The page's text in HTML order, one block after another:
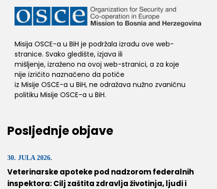
Misija OSCE-a u BiH je podržala izradu ove web-
stranice. Svako gledište, izjava ili
mišljenje, izraženo na ovoj web-stranici, a za koje
nije izričito naznačeno da potiče
iz Misije OSCE-a u BiH, ne odražava nužno zvaničnu
politiku Misije OSCE-a u BiH.
Posljednje objave
30. JULA 2026.
Veterinarske apoteke pod nadzorom federalnih
inspektora: Cilj zaštita zdravlja životinja, ljudi i